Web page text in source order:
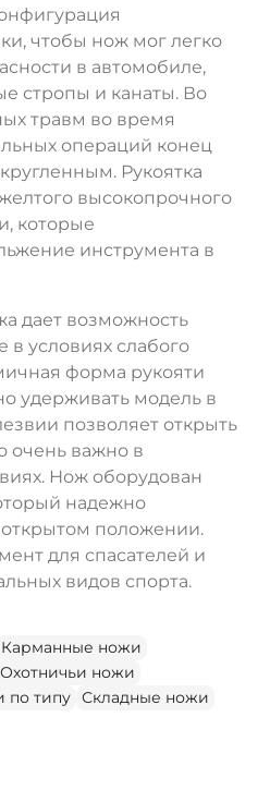
чтобы нож мог легко
в автомобиле,
стропы и канаты. Во
травм во время
операций конец
Рукоятка
высокопрочного
которые
инструмента в
дает возможность
в условиях слабого
форма рукояти
удерживать модель в
позволяет открыть
очень важно в
Нож оборудован
надежно
положении.
для спасателей и
видов спорта.
Карманные ножи
Охотничьи ножи
по типу Складные ножи
НЕТ